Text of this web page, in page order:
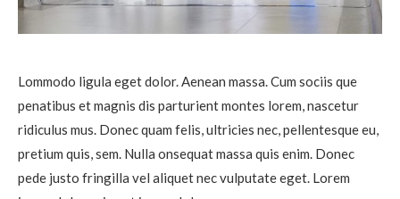
Lommodo ligula eget dolor. Aenean massa. Cum sociis que
penatibus et magnis dis parturient montes lorem, nascetur
ridiculus mus. Donec quam felis, ultricies nec, pellentesque eu,
pretium quis, sem. Nulla onsequat massa quis enim. Donec
pede justo fringilla vel aliquet nec vulputate eget. Lorem